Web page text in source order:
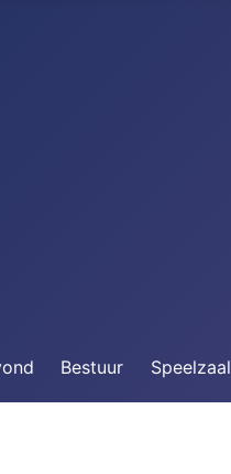
Bestuur Speelzaal